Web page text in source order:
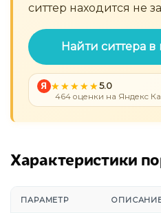
ситтер находится не
Найти ситтера
Я 5.0
464 оценки на Яндекс
Характеристики
ПАРАМЕТР